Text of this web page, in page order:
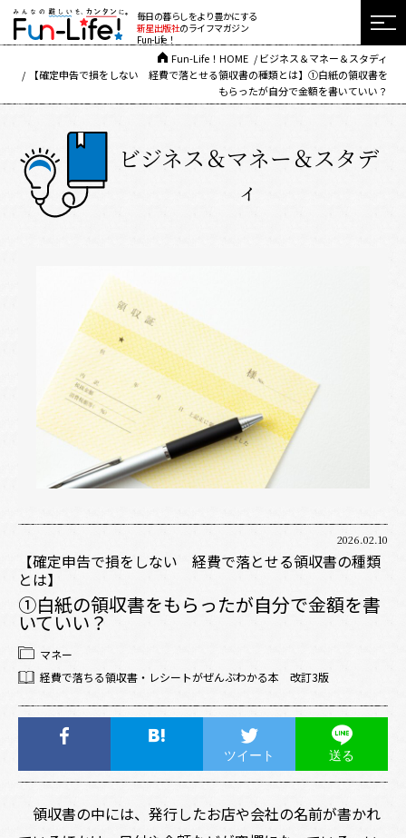
毎日の暮らしをより豊かにする
新星出版社のライフマガジン
Fun-Life！
Fun-Life！HOME
ビジネス＆マネー＆スタディ
【確定申告で損をしない 経費で落とせる領収書の種類とは】①白紙の領収書を
もらったが自分で金額を書いていい？
ビジネス＆マネー＆スタデ
ィ
2026.02.10
【確定申告で損をしない 経費で落とせる領収書の種類
とは】
①白紙の領収書をもらったが自分で金額を書
いていい？
マネー
経費で落ちる領収書・レシートがぜんぶわかる本 改訂3版
ツイート 送る
領収書の中には、発行したお店や会社の名前が書かれ